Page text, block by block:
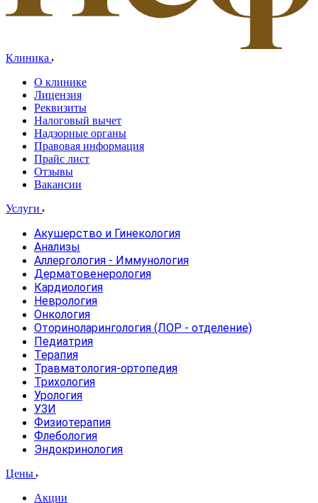
Клиника
О клинике
Лицензия
Реквизиты
Налоговый вычет
Надзорные органы
Правовая информация
Прайс лист
Отзывы
Вакансии
Услуги
Акушерство и Гинекология
Анализы
Аллергология - Иммунология
Дерматовенерология
Кардиология
Неврология
Онкология
Оториноларингология (ЛОР - отделение)
Педиатрия
Терапия
Травматология-ортопедия
Трихология
Урология
УЗИ
Физиотерапия
Флебология
Эндокринология
Цены
Акции